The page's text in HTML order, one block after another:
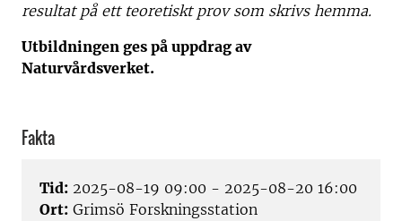
resultat på ett teoretiskt prov som skrivs hemma.
Utbildningen ges på uppdrag av
Naturvårdsverket.
Fakta
Tid: 2025-08-19 09:00 - 2025-08-20 16:00
Ort: Grimsö Forskningsstation